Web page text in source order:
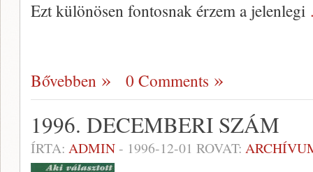
Ezt különö­sen fontosnak érzem a jelenlegi
Bővebben 0 Comments
1996. DECEMBERI SZÁM
ÍRTA: ADMIN- 1996-12-01 ROVAT: